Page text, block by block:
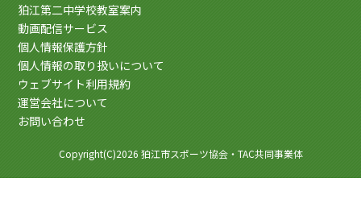
狛江第二中学校教室案内
動画配信サービス
個人情報保護方針
個人情報の取り扱いについて
ウェブサイト利用規約
運営会社について
お問い合わせ
Copyright(C)2026 狛江市スポーツ協会・TAC共同事業体